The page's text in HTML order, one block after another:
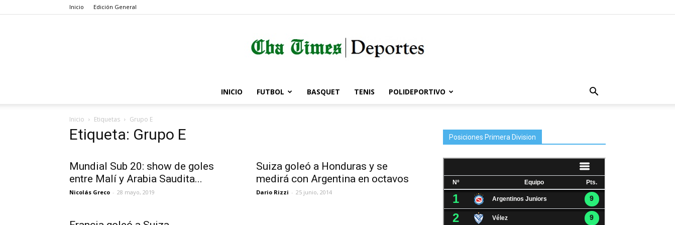
Inicio Edición General
Córdoba
INICIO FUTBOL BASQUET TENIS POLIDEPORTIVO
Inicio Etiquetas Grupo E
Etiqueta: Grupo E
Mundial Sub 20: show de goles
entre Malí y Arabia Saudita...
Nicolás Greco - 28 mayo, 2019
Suiza goleó a Honduras y se
medirá con Argentina en octavos
Dario Rizzi - 25 junio, 2014
Posiciones Primera Division